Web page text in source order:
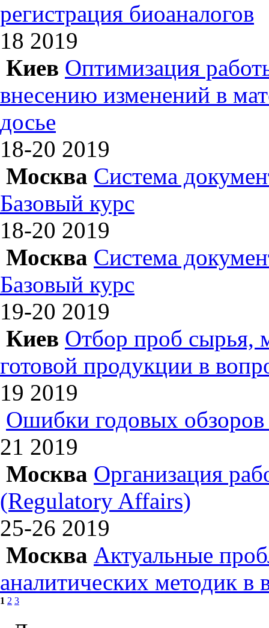
регистрация биоаналогов
18 2019
Киев Оптимизация
внесению изменений в
досье
18-20 2019
Москва Система
Базовый курс
18-20 2019
Москва Система
Базовый курс
19-20 2019
Киев Отбор проб сырья,
готовой продукции в
19 2019
Ошибки годовых обзоров
21 2019
Москва Организация
(Regulatory Affairs)
25-26 2019
Москва Актуальные
аналитических методик в
1 2 3